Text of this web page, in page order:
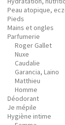
Peau atopique,
Pieds
Mains et ongles
Parfumerie
Roger Gallet
Nuxe
Caudalie
Garancia, Laino
Matthieu
Homme
Déodorant
Je mépile
Hygiène intime